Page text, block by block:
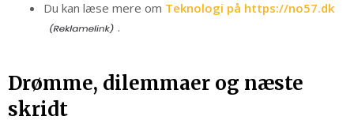
Du kan læse mere om Teknologi på https://no57.dk
.
Drømme, dilemmaer og næste
skridt